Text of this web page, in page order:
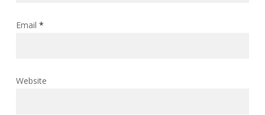
Email *
Website